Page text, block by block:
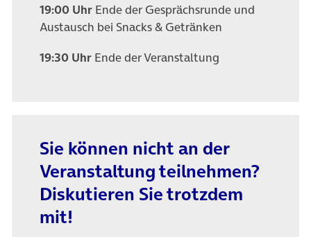
19:00 Uhr Ende der Gesprächsrunde und
Austausch bei Snacks & Getränken
19:30 Uhr Ende der Veranstaltung
Sie können nicht an der
Veranstaltung teilnehmen?
Diskutieren Sie trotzdem
mit!